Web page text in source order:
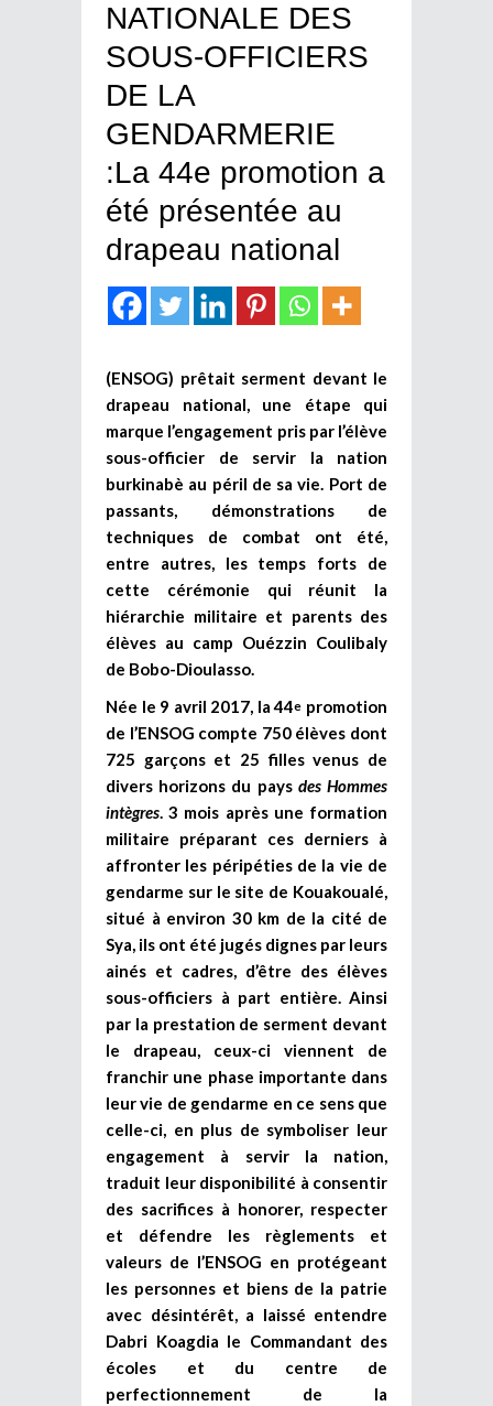
NATIONALE DES
SOUS-OFFICIERS
DE LA
GENDARMERIE
:La 44e promotion a
été présentée au
drapeau national
(ENSOG) prêtait serment devant le
drapeau national, une étape qui
marque l’engagement pris par l’élève
sous-officier de servir la nation
burkinabè au péril de sa vie. Port de
passants, démonstrations de
techniques de combat ont été,
entre autres, les temps forts de
cette cérémonie qui réunit la
hiérarchie militaire et parents des
élèves au camp Ouézzin Coulibaly
de Bobo-Dioulasso.
Née le 9 avril 2017, la 44e promotion
de l’ENSOG compte 750 élèves dont
725 garçons et 25 filles venus de
divers horizons du pays des Hommes
intègres. 3 mois après une formation
militaire préparant ces derniers à
affronter les péripéties de la vie de
gendarme sur le site de Kouakoualé,
situé à environ 30 km de la cité de
Sya, ils ont été jugés dignes par leurs
ainés et cadres, d’être des élèves
sous-officiers à part entière. Ainsi
par la prestation de serment devant
le drapeau, ceux-ci viennent de
franchir une phase importante dans
leur vie de gendarme en ce sens que
celle-ci, en plus de symboliser leur
engagement à servir la nation,
traduit leur disponibilité à consentir
des sacrifices à honorer, respecter
et défendre les règlements et
valeurs de l’ENSOG en protégeant
les personnes et biens de la patrie
avec désintérêt, a laissé entendre
Dabri Koagdia le Commandant des
écoles et du centre de
perfectionnement de la